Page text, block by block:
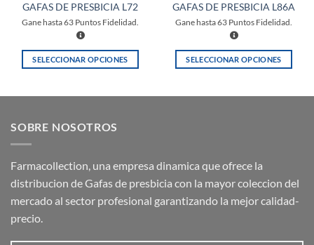
GAFAS DE PRESBICIA L72
Gane hasta63 Puntos Fidelidad.
SELECCIONAR OPCIONES
variantes.
opciones
se
elegir
GAFAS DE PRESBICIA L86A
Gane hasta63 Puntos Fidelidad.
SELECCIONAR OPCIONES
opciones
elegir
SOBRE NOSOTROS
Farmacollection, una empresa dinamica que ofrece la
distribucion de Gafas de presbicia con la mayor coleccion del
mercado al sector profesional garantizando la mejor calidad-
precio.